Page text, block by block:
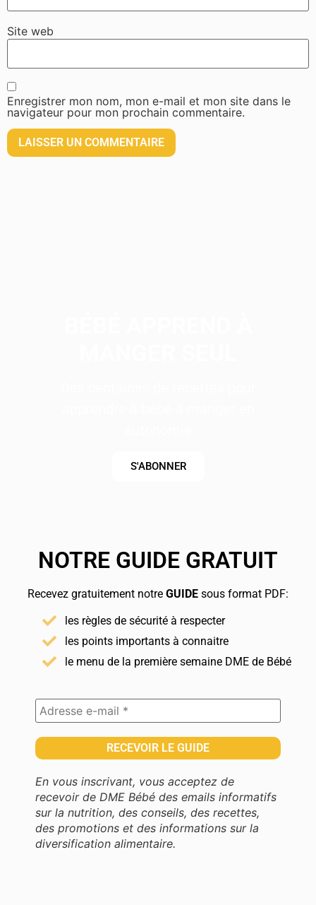
Site web
Enregistrer mon nom, mon e-mail et mon site dans le
navigateur pour mon prochain commentaire.
S'ABONNER
NOTRE GUIDE GRATUIT
Recevez gratuitement notre GUIDE sous format PDF:
les règles de sécurité à respecter
les points importants à connaitre
le menu de la première semaine DME de Bébé
En vous inscrivant, vous acceptez de
recevoir de DME Bébé des emails informatifs
sur la nutrition, des conseils, des recettes,
des promotions et des informations sur la
diversification alimentaire.